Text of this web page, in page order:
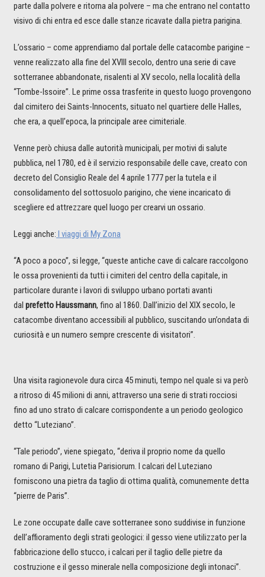
parte dalla polvere e ritorna ala polvere – ma che entrano nel contatto
visivo di chi entra ed esce dalle stanze ricavate dalla pietra parigina.
L’ossario – come apprendiamo dal portale delle catacombe parigine –
venne realizzato alla fine del XVIII secolo, dentro una serie di cave
sotterranee abbandonate, risalenti al XV secolo, nella località della
“Tombe-Issoire”. Le prime ossa trasferite in questo luogo provengono
dal cimitero dei Saints-Innocents, situato nel quartiere delle Halles,
che era, a quell’epoca, la principale aree cimiteriale.
Venne però chiusa dalle autorità municipali, per motivi di salute
pubblica, nel 1780, ed è il servizio responsabile delle cave, creato con
decreto del Consiglio Reale del 4 aprile 1777 per la tutela e il
consolidamento del sottosuolo parigino, che viene incaricato di
scegliere ed attrezzare quel luogo per crearvi un ossario.
Leggi anche: I viaggi di My Zona
“A poco a poco”, si legge, “queste antiche cave di calcare raccolgono
le ossa provenienti da tutti i cimiteri del centro della capitale, in
particolare durante i lavori di sviluppo urbano portati avanti
dal prefetto Haussmann, fino al 1860. Dall’inizio del XIX secolo, le
catacombe diventano accessibili al pubblico, suscitando un’ondata di
curiosità e un numero sempre crescente di visitatori”.
Una visita ragionevole dura circa 45 minuti, tempo nel quale si va però
a ritroso di 45 milioni di anni, attraverso una serie di strati rocciosi
fino ad uno strato di calcare corrispondente a un periodo geologico
detto “Luteziano”.
“Tale periodo”, viene spiegato, “deriva il proprio nome da quello
romano di Parigi, Lutetia Parisiorum. I calcari del Luteziano
forniscono una pietra da taglio di ottima qualità, comunemente detta
“pierre de Paris”.
Le zone occupate dalle cave sotterranee sono suddivise in funzione
dell’affioramento degli strati geologici: il gesso viene utilizzato per la
fabbricazione dello stucco, i calcari per il taglio delle pietre da
costruzione e il gesso minerale nella composizione degli intonaci”.